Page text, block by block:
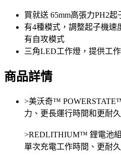
買就送 65mm高張力PH2起
有4種模式​，調整起子機
有自攻模式​
三角LED工作燈​，提供工
商品詳情
>美沃奇™
力、更長運行時間和更耐
>REDLITHIUM™ 鋰電池
單次充電工作時間、更耐